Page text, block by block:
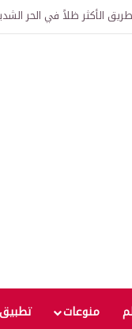
لإنشاء “الجامعة
منوعات